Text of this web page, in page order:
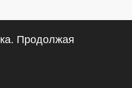
Продолжая